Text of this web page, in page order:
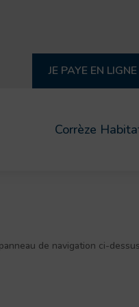
JE PAYE EN LIGNE
Corrèze
de navigation ci-